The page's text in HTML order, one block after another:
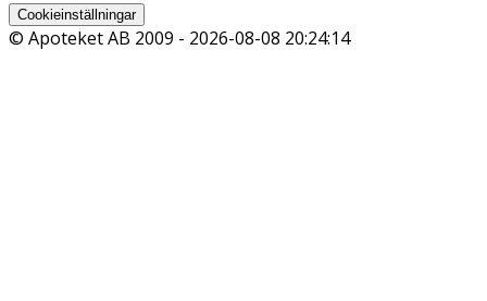
Cookieinställningar
© Apoteket AB 2009 - 2026-08-08 20:24:14